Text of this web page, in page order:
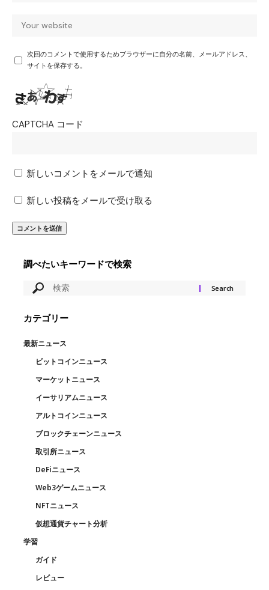
次回のコメントで使用するためブラウザーに自分の名前、メールアドレス、
サイトを保存する。
CAPTCHA コード
新しいコメントをメールで通知
新しい投稿をメールで受け取る
調べたいキーワードで検索
カテゴリー
最新ニュース
ビットコインニュース
マーケットニュース
イーサリアムニュース
アルトコインニュース
ブロックチェーンニュース
取引所ニュース
DeFiニュース
Web3ゲームニュース
NFTニュース
仮想通貨チャート分析
学習
ガイド
レビュー